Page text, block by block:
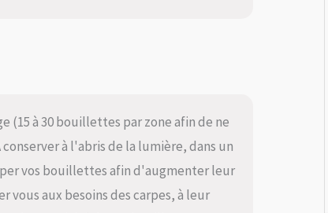
(15 à 30 bouillettes par zone afin de ne
à l'abris de la lumière, dans un
vos bouillettes afin d'augmenter leur
vous aux besoins des carpes, à leur